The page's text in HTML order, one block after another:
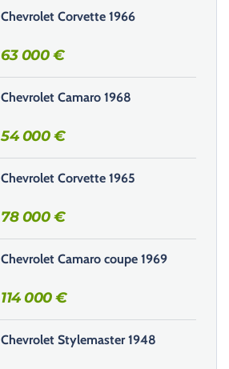
Chevrolet Corvette 1966
63 000€
Chevrolet Camaro 1968
54 000€
Chevrolet Corvette 1965
78 000€
Chevrolet Camaro coupe 1969
114 000€
Chevrolet Stylemaster 1948